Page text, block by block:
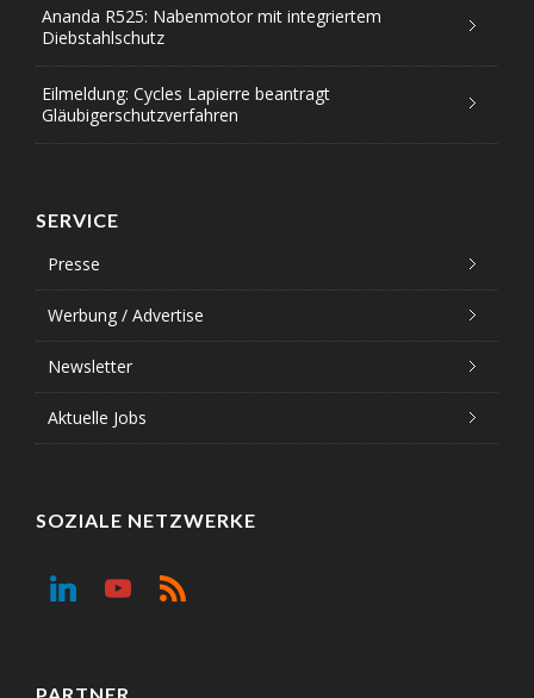
Ananda R525: Nabenmotor mit integriertem
Diebstahlschutz
Eilmeldung: Cycles Lapierre beantragt
Gläubigerschutzverfahren
SERVICE
Presse
Werbung / Advertise
Newsletter
Aktuelle Jobs
SOZIALE NETZWERKE